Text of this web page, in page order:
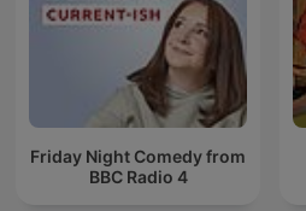
Friday Night Comedy from
BBC Radio 4